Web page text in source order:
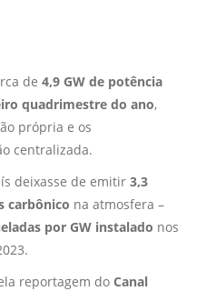
de 4,9 GW de potência
quadrimestre do ano,
própria e os
centralizada.
deixasse de emitir 3,3
carbônico na atmosfera –
por GW instalado nos
reportagem do Canal